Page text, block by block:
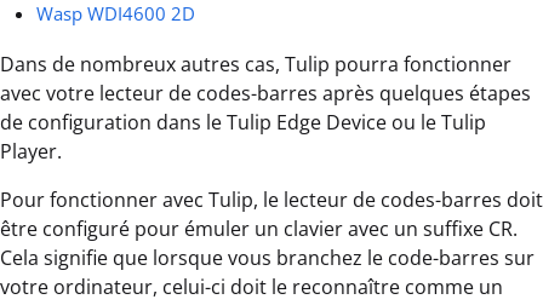
Wasp WDI4600 2D
Dans de nombreux autres cas, Tulip pourra fonctionner
avec votre lecteur de codes-barres après quelques étapes
de configuration dans le Tulip Edge Device ou le Tulip
Player.
Pour fonctionner avec Tulip, le lecteur de codes-barres doit
être configuré pour émuler un clavier avec un suffixe CR.
Cela signifie que lorsque vous branchez le code-barres sur
votre ordinateur, celui-ci doit le reconnaître comme un